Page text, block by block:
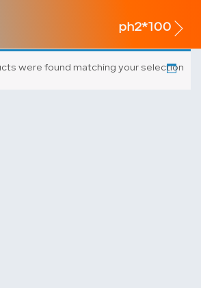
ph2*100
were found matching your selection.